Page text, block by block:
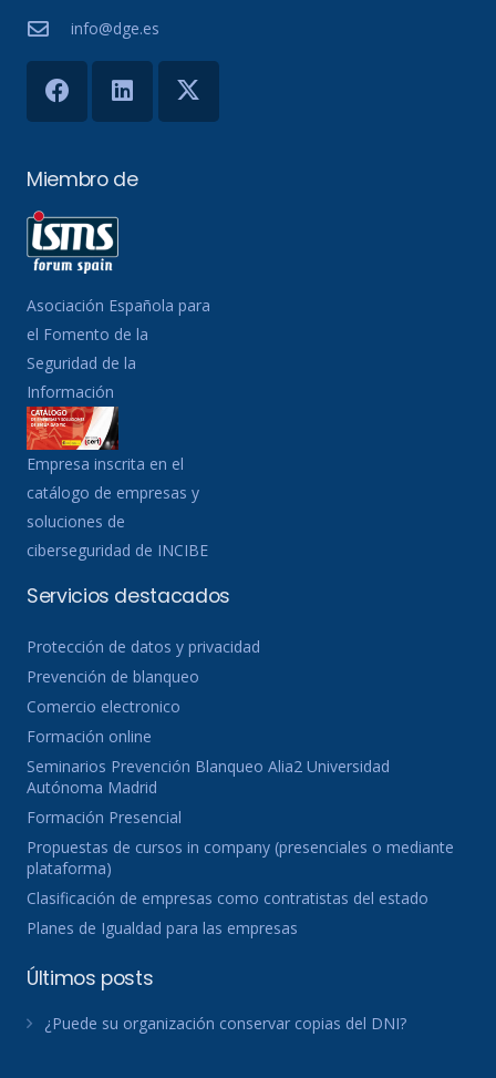
info@dge.es
Miembro de
Asociación Española para
el Fomento de la
Seguridad de la
Información
Empresa inscrita en el
catálogo de empresas y
soluciones de
ciberseguridad de INCIBE
Servicios destacados
Protección de datos y privacidad
Prevención de blanqueo
Comercio electronico
Formación online
Seminarios Prevención Blanqueo Alia2 Universidad
Autónoma Madrid
Formación Presencial
Propuestas de cursos in company (presenciales o mediante
plataforma)
Clasificación de empresas como contratistas del estado
Planes de Igualdad para las empresas
Últimos posts
¿Puede su organización conservar copias del DNI?